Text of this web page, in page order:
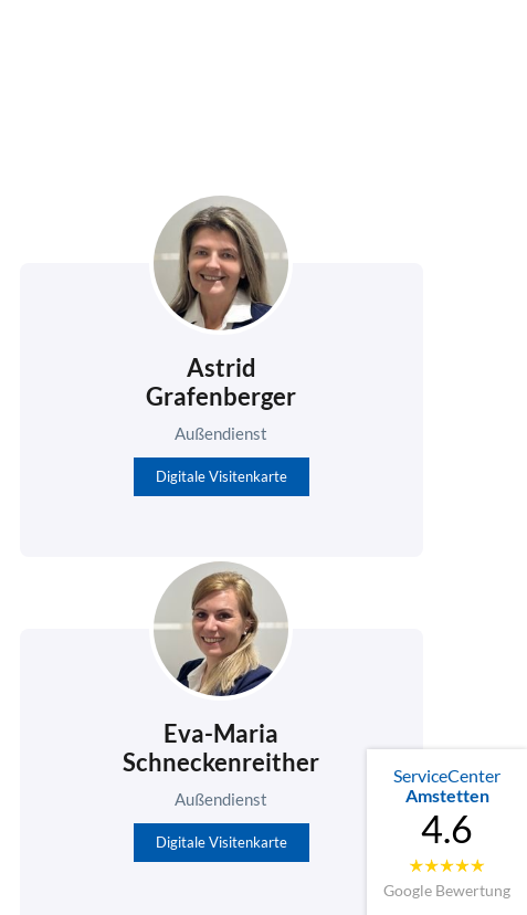
ServiceCenter
Amstetten
4.6
Google Bewertung
Astrid
Grafenberger
Außendienst
Digitale Visitenkarte
Eva-Maria
Schneckenreither
Außendienst
Digitale Visitenkarte